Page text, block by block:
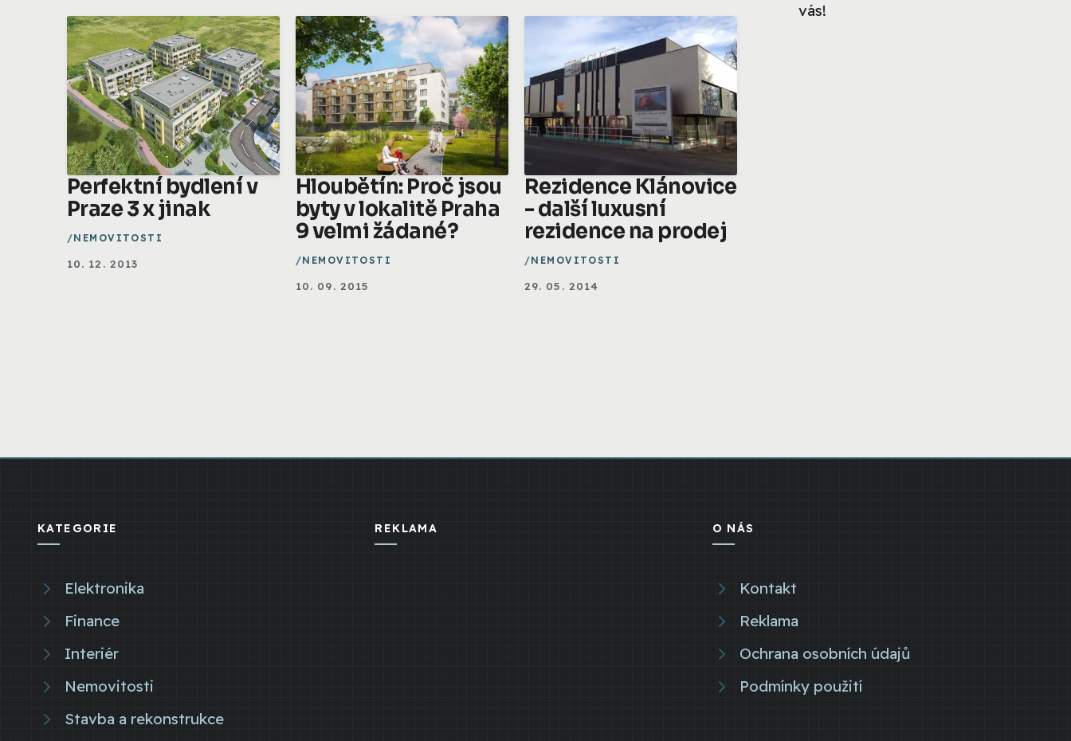
Perfektní bydlení v
Praze 3 x jinak
NEMOVITOSTI
10. 12. 2013
Hloubětín: Proč jsou
byty v lokalitě Praha
9 velmi žádané?
NEMOVITOSTI
10. 09. 2015
Rezidence Klánovice
- další luxusní
rezidence na prodej
NEMOVITOSTI
29. 05. 2014
vás!
KATEGORIE
Elektronika
Finance
Interiér
Nemovitosti
Stavba a rekonstrukce
REKLAMA O NÁS
Kontakt
Reklama
Ochrana osobních údajů
Podmínky použití